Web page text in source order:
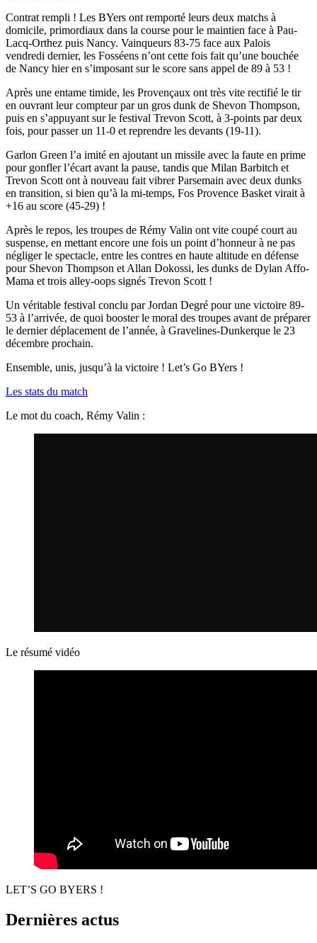
Contrat rempli ! Les BYers ont remporté leurs deux matchs à
domicile, primordiaux dans la course pour le maintien face à Pau-
Lacq-Orthez puis Nancy. Vainqueurs 83-75 face aux Palois
vendredi dernier, les Fosséens n’ont cette fois fait qu’une bouchée
de Nancy hier en s’imposant sur le score sans appel de 89 à 53 !
Après une entame timide, les Provençaux ont très vite rectifié le tir
en ouvrant leur compteur par un gros dunk de Shevon Thompson,
puis en s’appuyant sur le festival Trevon Scott, à 3-points par deux
fois, pour passer un 11-0 et reprendre les devants (19-11).
Garlon Green l’a imité en ajoutant un missile avec la faute en prime
pour gonfler l’écart avant la pause, tandis que Milan Barbitch et
Trevon Scott ont à nouveau fait vibrer Parsemain avec deux dunks
en transition, si bien qu’à la mi-temps, Fos Provence Basket virait à
+16 au score (45-29) !
Après le repos, les troupes de Rémy Valin ont vite coupé court au
suspense, en mettant encore une fois un point d’honneur à ne pas
négliger le spectacle, entre les contres en haute altitude en défense
pour Shevon Thompson et Allan Dokossi, les dunks de Dylan Affo-
Mama et trois alley-oops signés Trevon Scott !
Un véritable festival conclu par Jordan Degré pour une victoire 89-
53 à l’arrivée, de quoi booster le moral des troupes avant de préparer
le dernier déplacement de l’année, à Gravelines-Dunkerque le 23
décembre prochain.
Ensemble, unis, jusqu’à la victoire ! Let’s Go BYers !
Les stats du match
Le mot du coach, Rémy Valin :
Le résumé vidéo
LET’S GO BYERS !
Dernières actus